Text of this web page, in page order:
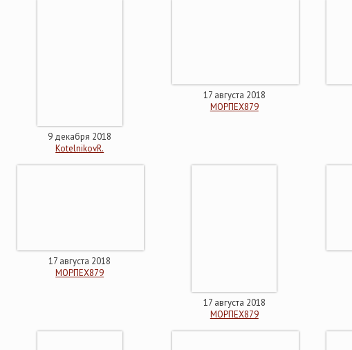
9 декабря 2018
KotelnikovR.
17 августа 2018
МОРПЕХ879
17 августа 2018
МОРПЕХ879
17 августа 2018
МОРПЕХ879